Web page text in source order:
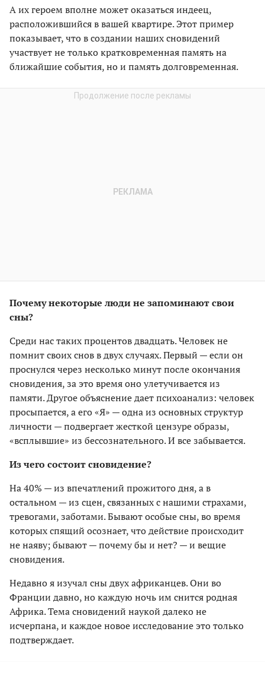
А их героем вполне может оказаться индеец,
расположившийся в вашей квартире. Этот пример
показывает, что в создании наших сновидений
участвует не только кратковременная память на
ближайшие события, но и память долговременная.
Почему некоторые люди не запоминают свои
сны?
Среди нас таких процентов двадцать. Человек не
помнит своих снов в двух случаях. Первый — если он
проснулся через несколько минут после окончания
сновидения, за это время оно улетучивается из
памяти. Другое объяснение дает психоанализ: человек
просыпается, а его «Я» — одна из основных структур
личности — подвергает жесткой цензуре образы,
«всплывшие» из бессознательного. И все забывается.
Из чего состоит сновидение?
На 40% — из впечатлений прожитого дня, а в
остальном — из сцен, связанных с нашими страхами,
тревогами, заботами. Бывают особые сны, во время
которых спящий осознает, что действие происходит
не наяву; бывают — почему бы и нет? — и вещие
сновидения.
Недавно я изучал сны двух африканцев. Они во
Франции давно, но каждую ночь им снится родная
Африка. Тема сновидений наукой далеко не
исчерпана, и каждое новое исследование это только
подтверждает.